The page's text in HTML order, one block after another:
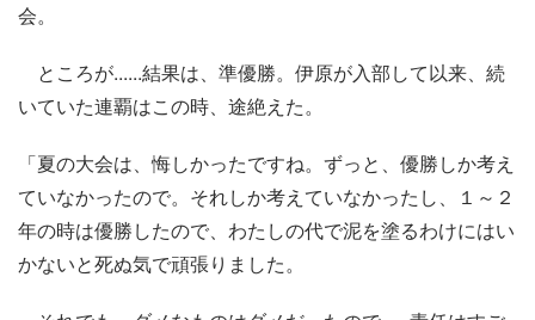
会。
ところが......結果は、準優勝。伊原が入部して以来、続
いていた連覇はこの時、途絶えた。
「夏の大会は、悔しかったですね。ずっと、優勝しか考え
ていなかったので。それしか考えていなかったし、１～２
年の時は優勝したので、わたしの代で泥を塗るわけにはい
かないと死ぬ気で頑張りました。